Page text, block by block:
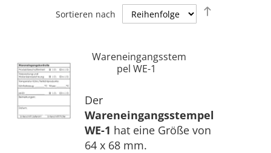
Sortieren nach
Wareneingangsstem
pel WE-1
Der
Wareneingangsstempel
WE-1 hat eine Größe von
64 x 68 mm.